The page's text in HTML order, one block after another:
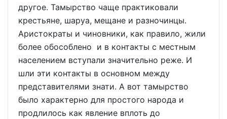
другое. Тамырство чаще практиковали
крестьяне, шаруа, мещане и разночинцы.
Аристократы и чиновники, как правило, жили
более обособлено и в контакты с местным
населением вступали значительно реже. И
шли эти контакты в основном между
представителями знати. А вот тамырство
было характерно для простого народа и
продлилось как явление вплоть до